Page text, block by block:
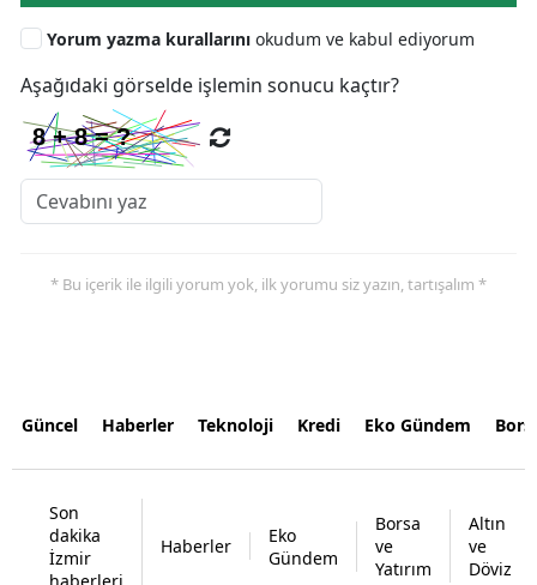
Yorum yazma kurallarını okudum ve kabul ediyorum
Aşağıdaki görselde işlemin sonucu kaçtır?
* Bu içerik ile ilgili yorum yok, ilk yorumu siz yazın, tartışalım *
Güncel Haberler Teknoloji Kredi Eko Gündem
Son
dakika
İzmir
haberleri
Haberler
Eko
Gündem
Borsa
ve
Yatırım
Altın
ve
Döviz